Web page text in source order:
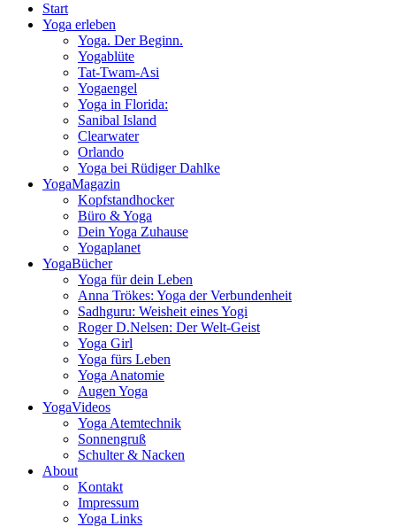
Start
Yoga erleben
Yoga. Der Beginn.
Yogablüte
Tat-Twam-Asi
Yogaengel
Yoga in Florida:
Sanibal Island
Clearwater
Orlando
Yoga bei Rüdiger Dahlke
YogaMagazin
Kopfstandhocker
Büro & Yoga
Dein Yoga Zuhause
Yogaplanet
YogaBücher
Yoga für dein Leben
Anna Trökes: Yoga der Verbundenheit
Sadhguru: Weisheit eines Yogi
Roger D.Nelsen: Der Welt-Geist
Yoga Girl
Yoga fürs Leben
Yoga Anatomie
Augen Yoga
YogaVideos
Yoga Atemtechnik
Sonnengruß
Schulter & Nacken
About
Kontakt
Impressum
Yoga Links